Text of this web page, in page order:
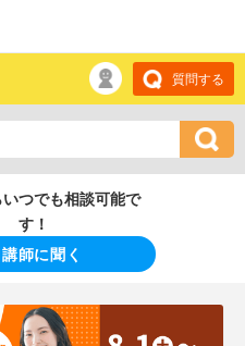
質問する
つでも相談可能で
す！
師に聞く